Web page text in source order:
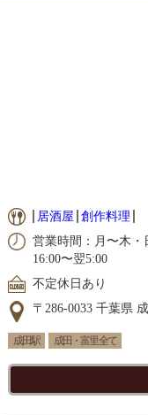
居酒屋 創作料理
営業時間：月〜木・
16:00〜翌5:00
不定休日あり
〒286-0033 千葉県
成田駅 成田・富里 全て